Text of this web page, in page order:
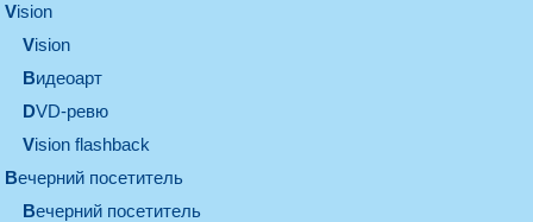
vision
vision
видеоарт
DVD-ревю
Vision flashback
вечерний посетитель
вечерний посетитель